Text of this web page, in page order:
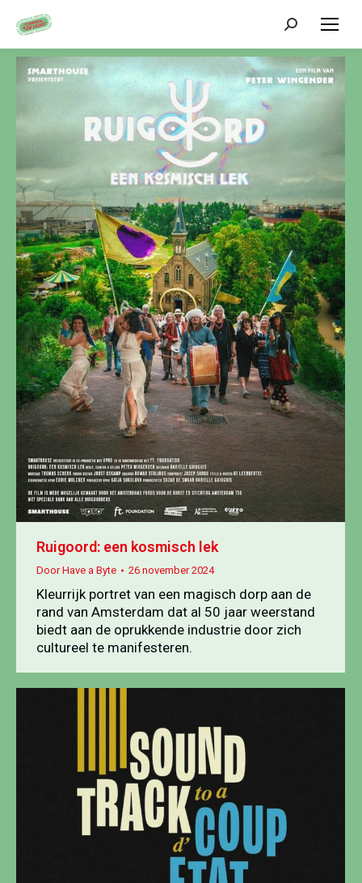
Zoeken:
Ruigoord: een kosmisch lek
DoorHave a Byte 26 november 2024
Kleurrijk portret van een magisch dorp aan de
rand van Amsterdam dat al 50 jaar weerstand
biedt aan de oprukkende industrie door zich
cultureel te manifesteren.